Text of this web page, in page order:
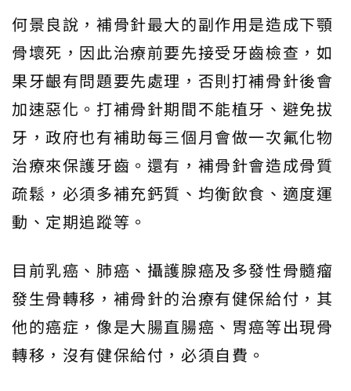
何景良說，補骨針最大的副作用是造成下顎
骨壞死，因此治療前要先接受牙齒檢查，如
果牙齦有問題要先處理，否則打補骨針後會
加速惡化。打補骨針期間不能植牙、避免拔
牙，政府也有補助每三個月會做一次氟化物
治療來保護牙齒。還有，補骨針會造成骨質
疏鬆，必須多補充鈣質、均衡飲食、適度運
動、定期追蹤等。
目前乳癌、肺癌、攝護腺癌及多發性骨髓瘤
發生骨轉移，補骨針的治療有健保給付，其
他的癌症，像是大腸直腸癌、胃癌等出現骨
轉移，沒有健保給付，必須自費。